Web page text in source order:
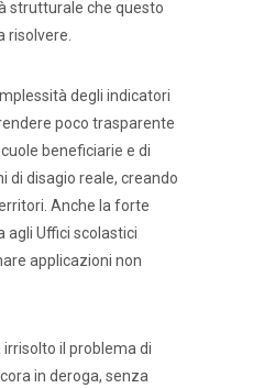
strutturale che questo
risolvere.
degli indicatori
poco trasparente
beneficiarie e di
di disagio reale, creando
Anche la forte
Uffici scolastici
applicazioni non
irrisolto il problema di
in deroga, senza